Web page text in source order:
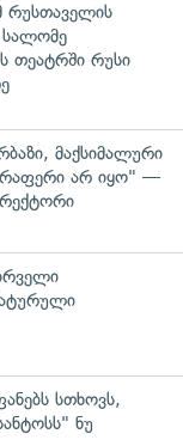
რუსთაველის
თეატრში რუსი
მაქსიმალური
არ იყო" —
სთხოვს,
ნუ